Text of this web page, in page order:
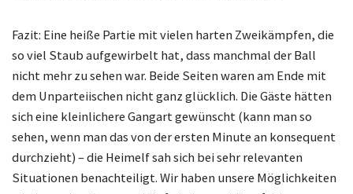
Fazit: Eine heiße Partie mit vielen harten Zweikämpfen, die
so viel Staub aufgewirbelt hat, dass manchmal der Ball
nicht mehr zu sehen war. Beide Seiten waren am Ende mit
dem Unparteiischen nicht ganz glücklich. Die Gäste hätten
sich eine kleinlichere Gangart gewünscht (kann man so
sehen, wenn man das von der ersten Minute an konsequent
durchzieht) – die Heimelf sah sich bei sehr relevanten
Situationen benachteiligt. Wir haben unsere Möglichkeiten